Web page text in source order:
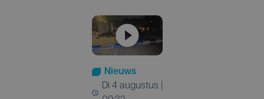
Nieuws
di 4 augustus |